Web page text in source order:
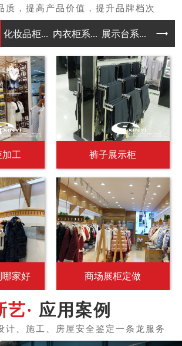
化妆品柜... 内衣柜系... 展示台系... 中岛
工 裤子展示柜
哪家好 商场展柜定做
应用案例